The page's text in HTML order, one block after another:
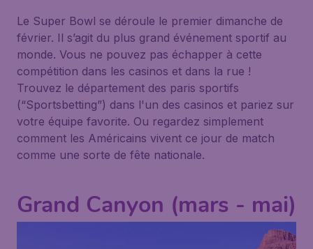
Le Super Bowl se déroule le premier dimanche de
février. Il s’agit du plus grand événement sportif au
monde. Vous ne pouvez pas échapper à cette
compétition dans les casinos et dans la rue !
Trouvez le département des paris sportifs
(“Sportsbetting”) dans l'un des casinos et pariez sur
votre équipe favorite. Ou regardez simplement
comment les Américains vivent ce jour de match
comme une sorte de fête nationale.
Grand Canyon (mars - mai)